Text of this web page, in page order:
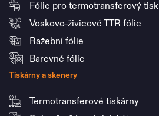
Fólie pro termotransferový tisk
Voskovo-živicové TTR fólie
Ražební fólie
Barevné fólie
Tiskárny a skenery
Termotransferové tiskárny